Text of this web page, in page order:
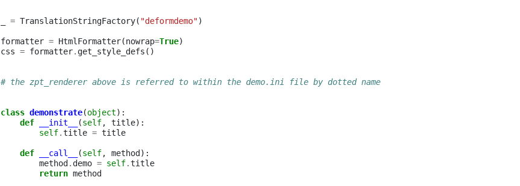
= TranslationStringFactory( "deformdemo")
formatter = HtmlFormatter(nowrap=True)
css = formatter. get_style_defs ()
# the zpt_renderer above is referred to within the demo.ini file by dotted name
class demonstrate(object):
def
__init__ (self, title):
self.title = title
def __call__ (self, method ):
method . demo = self.title
return method